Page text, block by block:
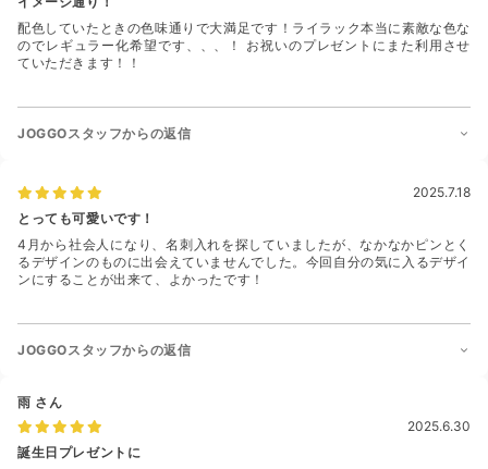
配色していたときの色味通りで大満足です！ライラック本当に素敵な色な
のでレギュラー化希望です、、、！ お祝いのプレゼントにまた利用させ
ていただきます！！
JOGGOスタッフからの返信
2025.7.18
とっても可愛いです！
4月から社会人になり、名刺入れを探していましたが、なかなかピンとく
るデザインのものに出会えていませんでした。今回自分の気に入るデザイ
ンにすることが出来て、よかったです！
JOGGOスタッフからの返信
雨 さん
2025.6.30
誕生日プレゼントに